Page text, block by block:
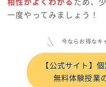
相性がよくわかる ため、
一度やってみましょう！
今ならお得なキ
【公式サイト】
無料体験授業